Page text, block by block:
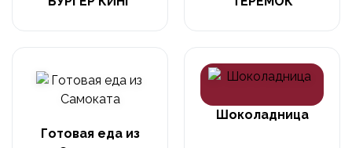
Готовая еда из
Шоколадница